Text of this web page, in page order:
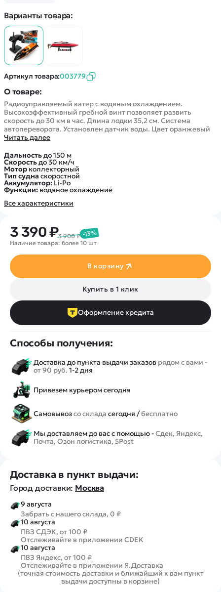
Варианты товара:
Артикул товара:003779
О товаре:
Радиоуправляемый катер с водяным охлаждением.
Высокоэффективный гребной винт позволяет развить
скорость до 30 км в час. Длина лодки 35,2 см. Система
автопереворота. Установлен датчик воды. Цвет оранжевый
Читать далее
Дальностьдо 150 м
Скоростьдо 30 км/ч
Мотор коллекторный
Тип судна скоростной
Аккумулятор:Li-Po
Функции: водяное охлаждение
Все характеристики
3 390 ₽3 900 ₽ -13%
Наличие товара: более 10 шт
В корзину
Купить в 1 клик
Оформление кредита
Способы получения:
Доставка до пункта выдачи заказов рядом с вами -
от 90 руб. 1-2 дня
Привезем курьером сегодня
Самовывозсо склада сегодня /бесплатно
Мы доставляем до вас с помощью -Сдек, Яндекс,
Почта, Озон логистика, 5Post
Доставка в пункт выдачи:
Город доставки: Москва
9 августа
Забрать с нашего склада, 0 ₽
10 августа
ПВЗ СДЭК, от 100 ₽
Отслеживайте в приложении CDEK
10 августа
ПВЗ Яндекс, от 100 ₽
Отслеживайте в приложении Я.Доставка
(точная стоимость доставки и ближайший к вам пункт
выдачи доступны в корзине)
Катера
Роботы
Самолеты
Сборные модели
Детские электромобили
Железные дороги
Конструкторы
Запчасти для моделей
Статьи про беспилотники
Обзор квадрокоптеров
Аренда Квадрокоптеров
Покупка в кредит
Контакты
Оплата и доставка
Помощь
Отследить заказ
Оплата на сайте